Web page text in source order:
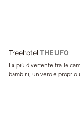
Treehotel THE UFO
La più divertente tra le
bambini, un vero e proprio